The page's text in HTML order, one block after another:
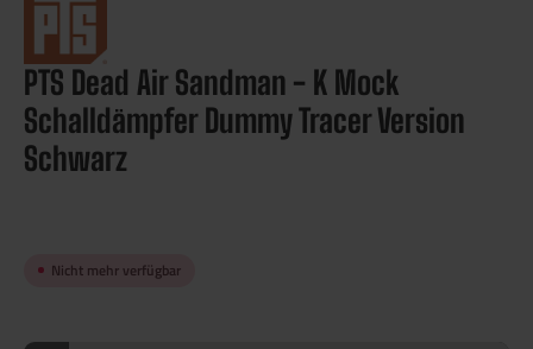
PTS Dead Air Sandman - K Mock
Schalldämpfer Dummy Tracer Version
Schwarz
Nicht mehr verfügbar